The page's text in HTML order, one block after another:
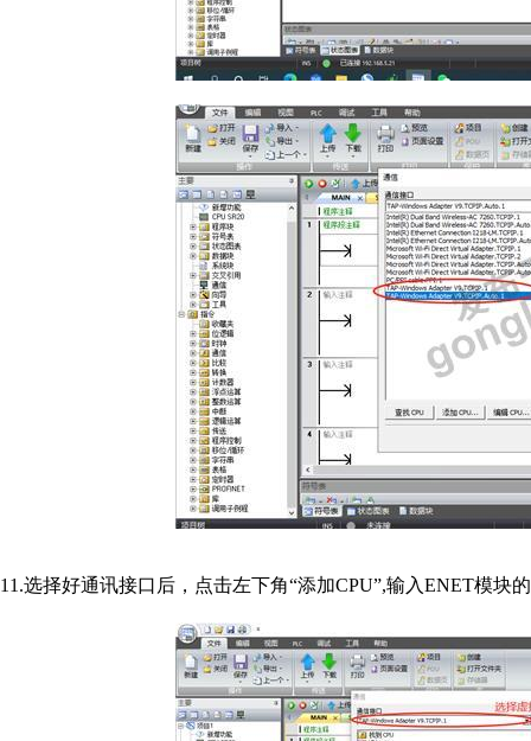
11.选择好通讯接口后，点击左下角“添加CPU”,输入ENET模块